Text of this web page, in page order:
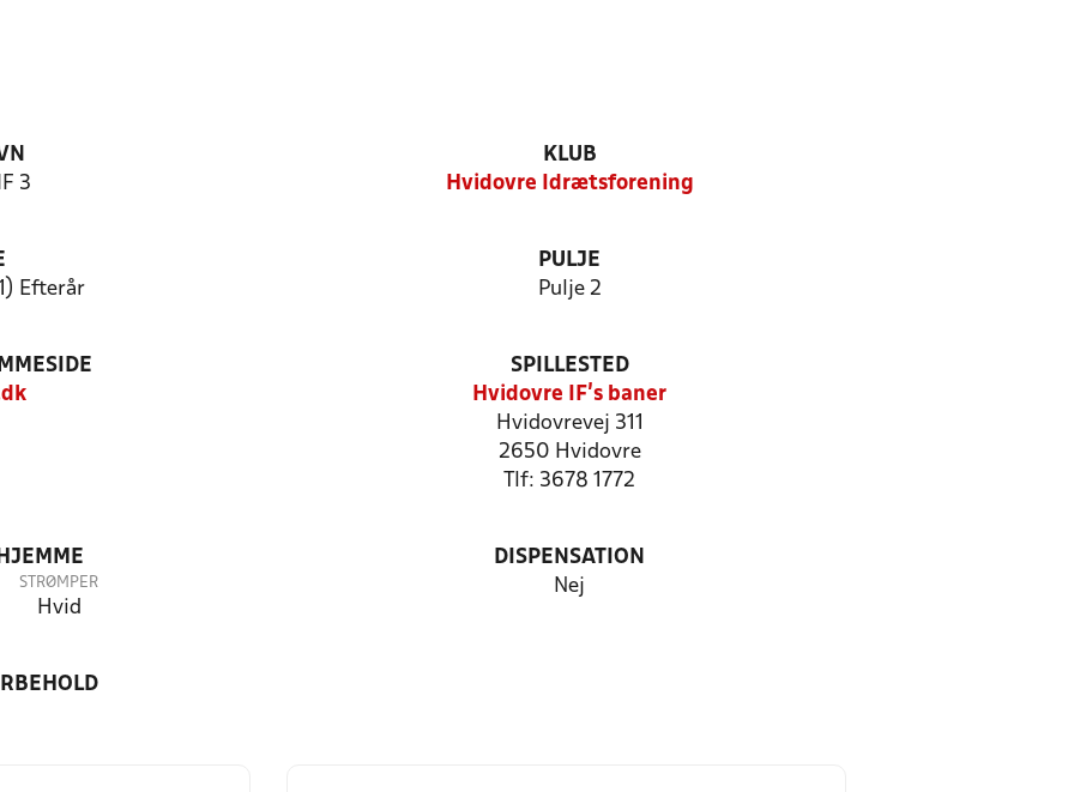
3
KLUB
Hvidovre Idrætsforening
Efterår
PULJE
Pulje 2
SPILLESTED
Hvidovre IF's baner
Hvidovrevej 311
2650 Hvidovre
Tlf: 3678 1772
STRØMPER
Hvid
DISPENSATION
Nej